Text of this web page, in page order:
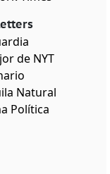
de NYT
Natural
Política